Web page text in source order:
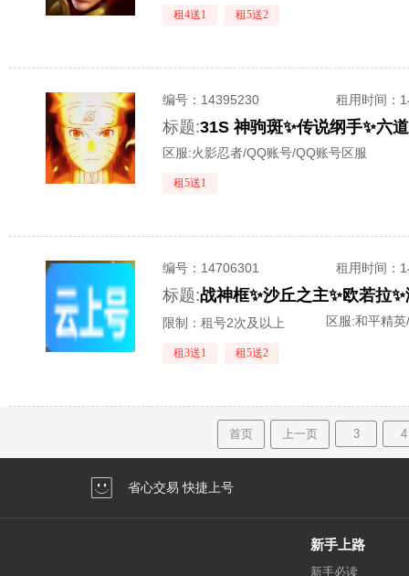
租4送1 租5送2
编号： 14395230 租用时间 ：
标题:
区服:火影忍者/QQ账号/QQ账号区服
租5送1
编号： 14706301 租用时间 ：
标题:
限制：租号2次及以上 区服:和平精
租3送1 租5送2
首页 上一页 3 4
省心交易 快捷上号
新手上路
新手必读